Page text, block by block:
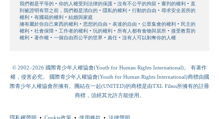
我們都是平等的
你的人權受到法律的保護 沒有不公平的拘留 審判的權利
直
到被證明有罪之前，我們都是清白的
隱私的權利 行動的自由
尋求安全居所的
權利
有國籍的權利
結婚與家庭
擁有屬於你自己東西的權利
思想的自由 表達的自由 公眾集會的權利
民主的
權利
社會保障 工作者的權利 玩的權利 所有人都有食物與居所
接受教育的
權利
著作權 一個自由而公平的世界 責任 沒有人可以剝奪你的人權
© 2002–2026 國際青少年人權協會(Youth for Human Rights International)。 有著作
權，侵害必究。 國際青少年人權協會(Youth for Human Rights International)商標由國
際青少年人權協會所擁有。團結在一起(UNITED)的商標是由TXL Films所擁有的註冊
商標，須經其允許方能使用。
隱私權聲明 • Cookie政策 • 使用條款 • 法律聲明